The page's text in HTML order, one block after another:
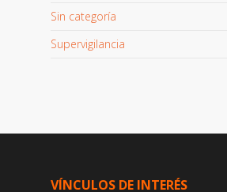
Sin categoría
Supervigilancia
VÍNCULOS DE INTERÉS